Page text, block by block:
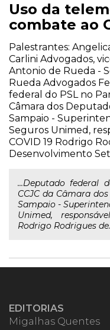
Uso da
combate ao
Palestrantes:
Carlini Advogados,
Antonio de Rueda -
Rueda Advogados
federal do PSL no
Câmara dos
Sampaio -
Seguros Unimed,
COVID 19 Rodrigo
Desenvolvimento
...Deputado federal
CCJC da Câmara
Sampaio -
Unimed,
Rodrigo Rodrigues
EDITORIAS
Migalhas Quentes